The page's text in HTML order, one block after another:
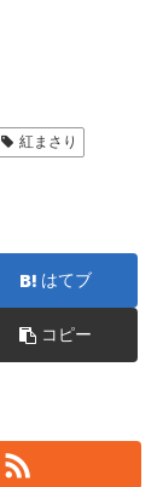
紅まさり
はてブ
コピー